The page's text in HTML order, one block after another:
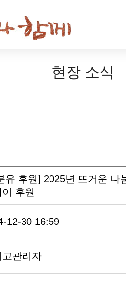
현장 소식
유 후원] 2025년 뜨거운 나
이 후원
12-30 16:59
고관리자